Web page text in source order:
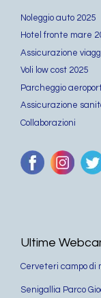
Noleggio auto 2025
Hotel fronte mare
Assicurazione
Voli low cost 2025
Parcheggio
Assicurazione
Collaborazioni
Ultime
Cerveteri campo di
Senigallia Parco